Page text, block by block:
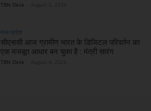
TBN Desk
मध्य प्रदेश
सीएससी आज ग्रामीण भारत के डिजिटल परिवर्तन का
एक मजबूत आधार बन चुका है : मंत्री सारंग
TBN Desk